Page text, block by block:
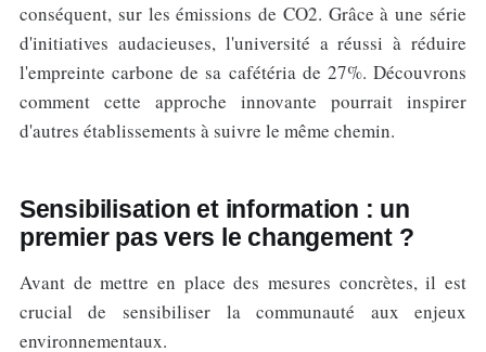
conséquent, sur les émissions de CO2. Grâce à une série
d'initiatives audacieuses, l'université a réussi à réduire
l'empreinte carbone de sa cafétéria de 27%. Découvrons
comment cette approche innovante pourrait inspirer
d'autres établissements à suivre le même chemin.
Sensibilisation et information : un
premier pas vers le changement ?
Avant de mettre en place des mesures concrètes, il est
crucial de sensibiliser la communauté aux enjeux
environnementaux.